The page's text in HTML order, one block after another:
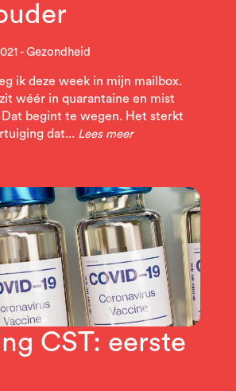
Gezondheid
ik deze week in mijn mailbox.
wéér in quarantaine en mist
Dat begint te wegen. Het sterkt
dat... Lees meer
CST: eerste